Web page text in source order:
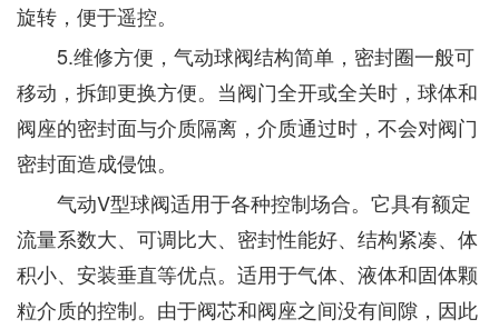
旋转，便于遥控。
5.维修方便，气动球阀结构简单，密封圈一般可
移动，拆卸更换方便。当阀门全开或全关时，球体和
阀座的密封面与介质隔离，介质通过时，不会对阀门
密封面造成侵蚀。
气动V型球阀适用于各种控制场合。它具有额定
流量系数大、可调比大、密封性能好、结构紧凑、体
积小、安装垂直等优点。适用于气体、液体和固体颗
粒介质的控制。由于阀芯和阀座之间没有间隙，因此